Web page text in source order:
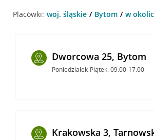
Placówki: woj. śląskie Bytom w
Dworcowa 25, Bytom
Poniedziałek-Piątek: 09:00-17:00
Krakowska 3,